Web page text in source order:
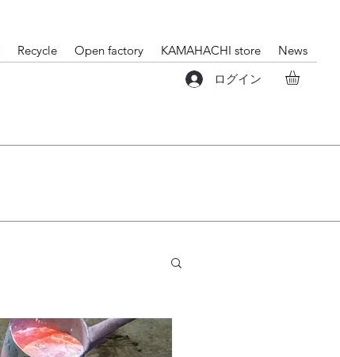
Recycle Open factory KAMAHACHI store News
ログイン